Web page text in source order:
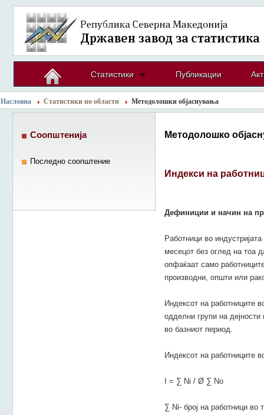
Статистики Публикации
Насловна Статистики по области Методолошки објаснувања
Методолошко
Индекси на
Дефиниции и начин на
Работници во
месецот без оглед на тоа
опфаќаат само
производни, општи или
Индексот на работниците
одделни групи на дејности
во базниот период.
Индексот на работниците
I = ∑ Ni / Ø ∑ No
∑ Ni- број на работници во
Соопштенија
Последно соопштение